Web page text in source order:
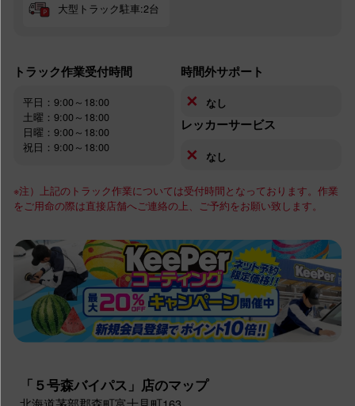
大型トラック駐車:2台
トラック作業受付時間
平日：9:00～18:00
土曜：9:00～18:00
日曜：9:00～18:00
祝日：9:00～18:00
時間外サポート
✕ なし
レッカーサービス
✕ なし
※注）上記のトラック作業については受付時間となっております。作業
をご用命の際は直接店舗へご連絡の上、ご予約をお願い致します。
「５号森バイパス」店のマップ